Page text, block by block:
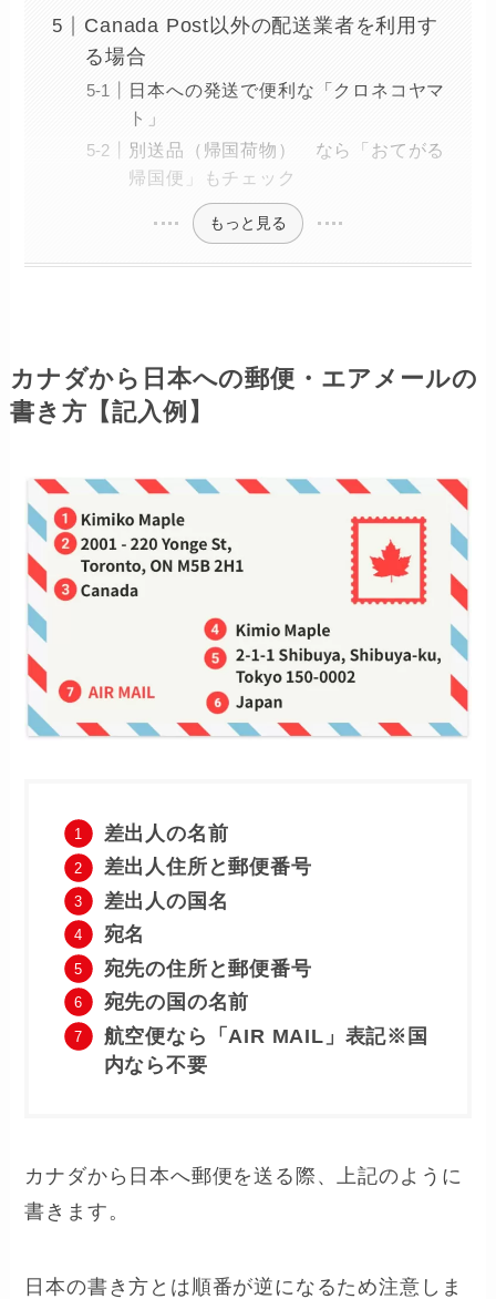
Canada Post以外の配送業者を利用す
る場合
日本への発送で便利な「クロネコヤマ
ト」
別送品（帰国荷物） なら「おてがる
帰国便」もチェック
もっと見る
カナダから日本への郵便・エアメールの
書き方【記入例】
差出人の名前
差出人住所と郵便番号
差出人の国名
宛名
宛先の住所と郵便番号
宛先の国の名前
航空便なら「AIR MAIL」表記※国
内なら不要
カナダから日本へ郵便を送る際、上記のように
書きます。
日本の書き方とは順番が逆になるため注意しま